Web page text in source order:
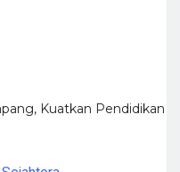
Kuatkan Pendidikan